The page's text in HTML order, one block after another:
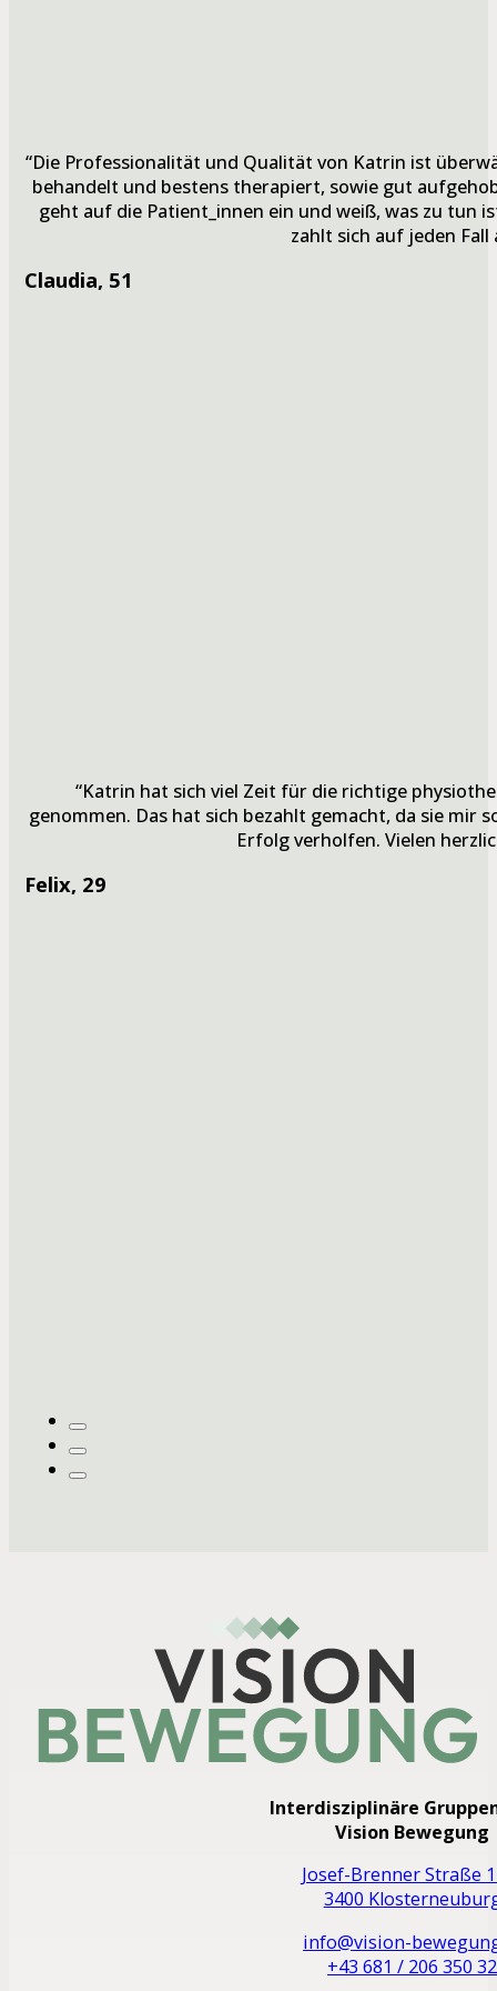
“Die Professionalität und Qualität von Katrin ist
behandelt und bestens therapiert, sowie gut
geht auf die Patient_innen ein und weiß, was zu tun
zahlt sich auf jeden Fall
Claudia, 51
“Katrin hat sich viel Zeit für die richtige
genommen. Das hat sich bezahlt gemacht, da sie mir
Erfolg verholfen. Vielen
Felix, 29
Interdisziplinäre
Vision Bewegung
Josef-Brenner Straße
3400
info@vision-
+43 681 / 206 350 32